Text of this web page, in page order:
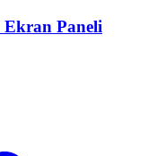
Paneli